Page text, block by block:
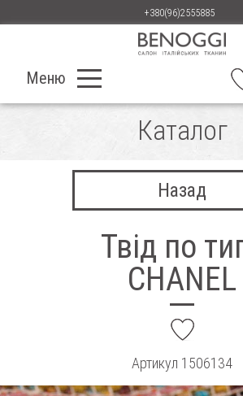
+380(96)2555885
Меню
Каталог
Назад
Твід по
CHANEL
Артикул 1506134